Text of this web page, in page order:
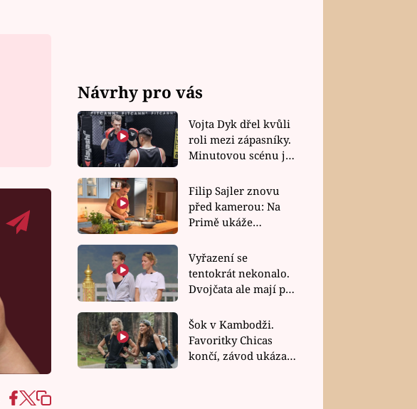
Návrhy pro vás
Vojta Dyk dřel kvůli
roli mezi zápasníky.
Minutovou scénu jel
Filip Sajler znovu
před kamerou: Na
Primě ukáže
rychlé recepty
Vyřazení se
tentokrát nekonalo.
Dvojčata ale mají po
závodu nůž na krku
Šok v Kambodži.
Favoritky Chicas
končí, závod ukázal